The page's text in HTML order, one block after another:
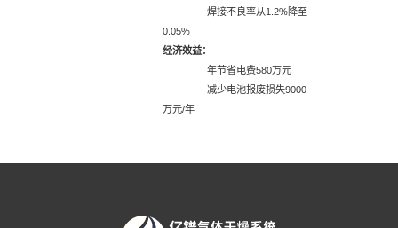
焊接不良率从1.2%降至
0.05%
经济效益：
年节省电费580万元
减少电池报废损失9000
万元/年